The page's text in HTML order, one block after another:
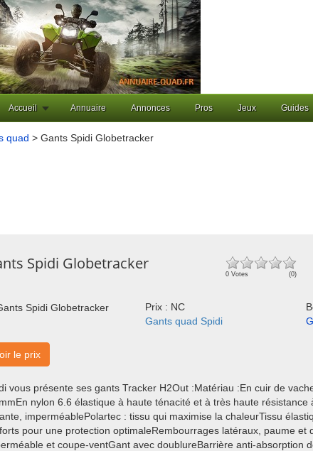
Accueil Annuaire Annonces Pros Jeux Guides
quad > Gants Spidi Globetracker
Spidi Globetracker
0 Votes (0)
Prix : NC
Gants quad Spidi
le prix
vous présente ses gants Tracker H2Out :Matériau :En cuir de
nylon 6.6 élastique à haute ténacité et à très haute résistance
imperméablePolartec : tissu qui maximise la chaleurTissu
pour une protection optimaleRembourrages latéraux, paume et
et coupe-ventGant avec doublureBarrière anti-absorption